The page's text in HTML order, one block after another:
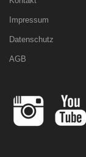
Impressum
Datenschutz
AGB